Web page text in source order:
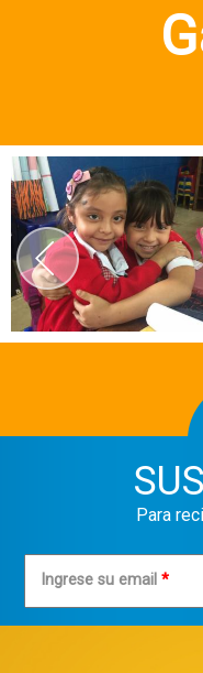
Para
Ingrese su email*